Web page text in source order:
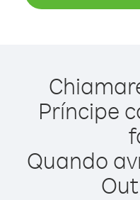
Príncipe
Quando